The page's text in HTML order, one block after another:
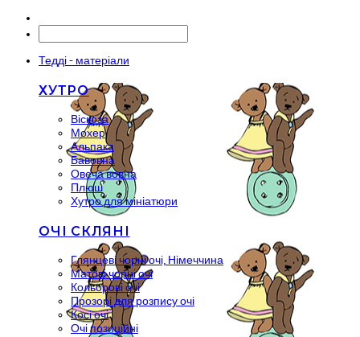
Тедді - матеріали
ХУТРО
Віскоза
Мохер
Альпака
Бавовна
Овеча вовна
Плюш
Хутро для мініатюри
ОЧІ СКЛЯНІ
Глянцеві чорні очі, Німеччина
Матові чорні очі
Кольорові очі
Прозорі для розпису очі
Косі очі
Очі позиційні